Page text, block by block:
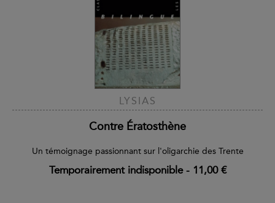
LYSIAS
Contre Ératosthène
Un témoignage passionnant sur l'oligarchie des Trente
Temporairement indisponible- 11,00 €